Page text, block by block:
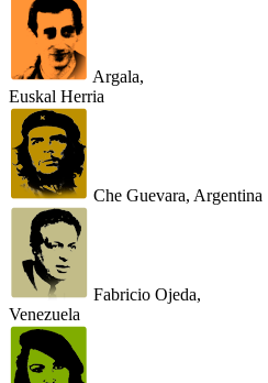
Argala,
Euskal Herria
Che Guevara, Argentina
Fabricio Ojeda,
Venezuela